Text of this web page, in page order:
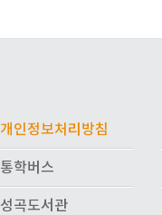
개인정보처리방침
통학버스
성곡도서관